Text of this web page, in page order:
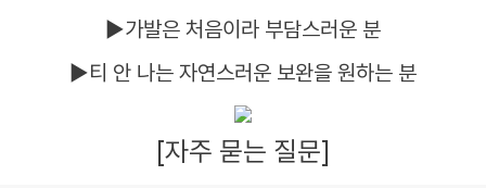
▶가발은 처음이라 부담스러운 분
▶티 안 나는 자연스러운 보완을 원하는 분
[자주 묻는 질문]